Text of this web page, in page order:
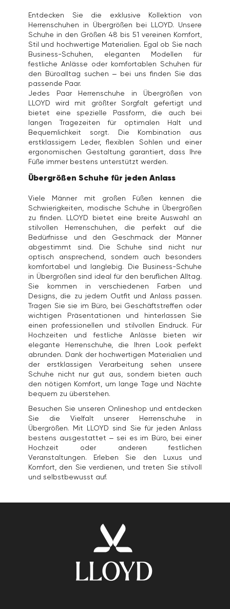
Entdecken Sie die exklusive Kollektion von
Herrenschuhen in Übergrößen bei LLOYD. Unsere
Schuhe in den Größen 48 bis 51 vereinen Komfort,
Stil und hochwertige Materialien. Egal ob Sie nach
Business-Schuhen, eleganten Modellen für
festliche Anlässe oder komfortablen Schuhen für
den Büroalltag suchen – bei uns finden Sie das
passende Paar.
Jedes Paar Herrenschuhe in Übergrößen von
LLOYD wird mit größter Sorgfalt gefertigt und
bietet eine spezielle Passform, die auch bei
langen Tragezeiten für optimalen Halt und
Bequemlichkeit sorgt. Die Kombination aus
erstklassigem Leder, flexiblen Sohlen und einer
ergonomischen Gestaltung garantiert, dass Ihre
Füße immer bestens unterstützt werden.
Übergrößen Schuhe für jeden Anlass
Viele Männer mit großen Füßen kennen die
Schwierigkeiten, modische Schuhe in Übergrößen
zu finden. LLOYD bietet eine breite Auswahl an
stilvollen Herrenschuhen, die perfekt auf die
Bedürfnisse und den Geschmack der Männer
abgestimmt sind. Die Schuhe sind nicht nur
optisch ansprechend, sondern auch besonders
komfortabel und langlebig. Die Business-Schuhe
in Übergrößen sind ideal für den beruflichen Alltag.
Sie kommen in verschiedenen Farben und
Designs, die zu jedem Outfit und Anlass passen.
Tragen Sie sie im Büro, bei Geschäftstreffen oder
wichtigen Präsentationen und hinterlassen Sie
einen professionellen und stilvollen Eindruck. Für
Hochzeiten und festliche Anlässe bieten wir
elegante Herrenschuhe, die Ihren Look perfekt
abrunden. Dank der hochwertigen Materialien und
der erstklassigen Verarbeitung sehen unsere
Schuhe nicht nur gut aus, sondern bieten auch
den nötigen Komfort, um lange Tage und Nächte
bequem zu überstehen.
Besuchen Sie unseren Onlineshop und entdecken
Sie die Vielfalt unserer Herrenschuhe in
Übergrößen. Mit LLOYD sind Sie für jeden Anlass
bestens ausgestattet – sei es im Büro, bei einer
Hochzeit oder anderen festlichen
Veranstaltungen. Erleben Sie den Luxus und
Komfort, den Sie verdienen, und treten Sie stilvoll
und selbstbewusst auf.